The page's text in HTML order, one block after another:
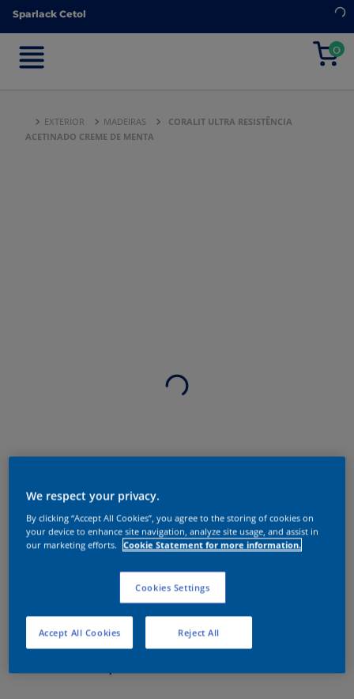
Sparlack Cetol
0
Sparlack Cetol
0
EXTERIOR MADEIRAS
CORALIT ULTRA RESISTÊNCIA
ACETINADO CREME DE MENTA
We respect your privacy.
By clicking “Accept All Cookies”, you agree to the storing of cookies on
your device to enhance site navigation, analyze site usage, and assist in
our marketing efforts.
Cookie Statement for more information.
Cookies Settings
Reject All
Accept All Cookies